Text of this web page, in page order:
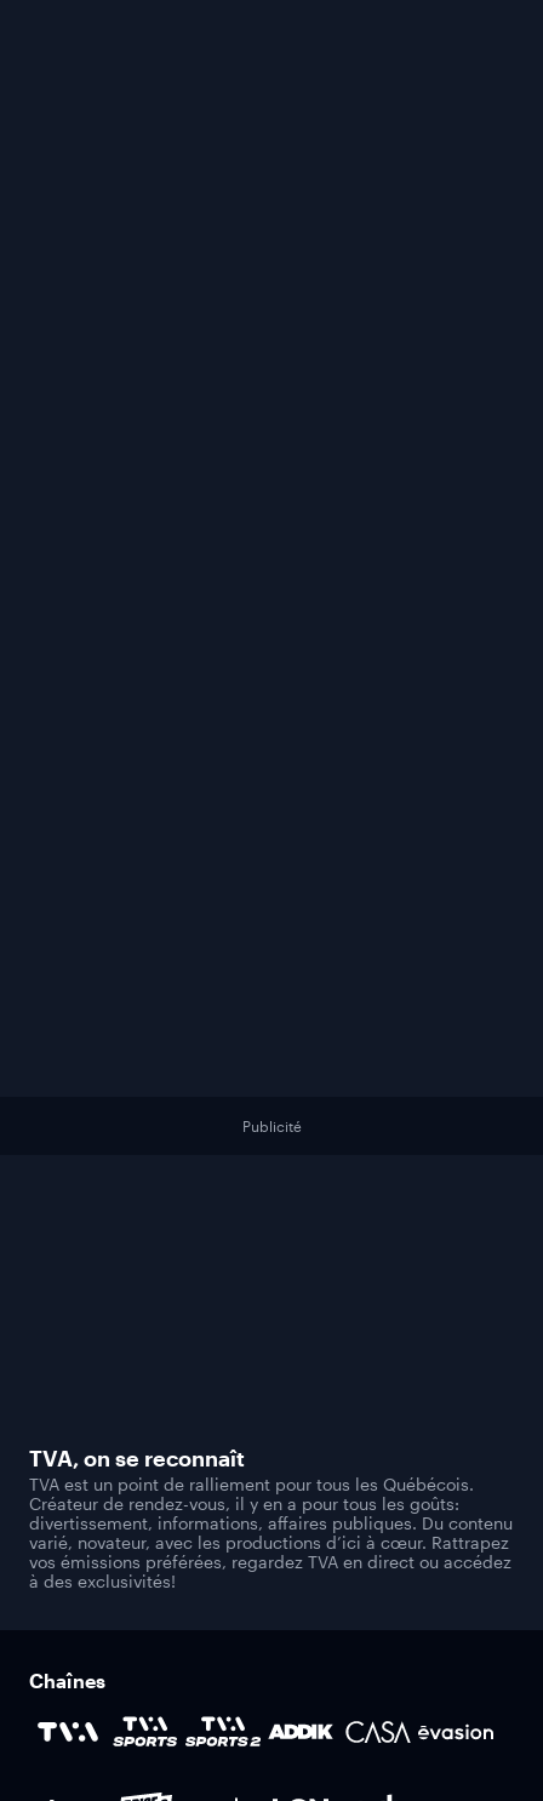
Publicité
TVA, on se reconnaît
TVA est un point de ralliement pour tous les Québécois.
Créateur de rendez-vous, il y en a pour tous les goûts:
divertissement, informations, affaires publiques. Du contenu
varié, novateur, avec les productions d’ici à cœur. Rattrapez
vos émissions préférées, regardez TVA en direct ou accédez
à des exclusivités!
Chaînes